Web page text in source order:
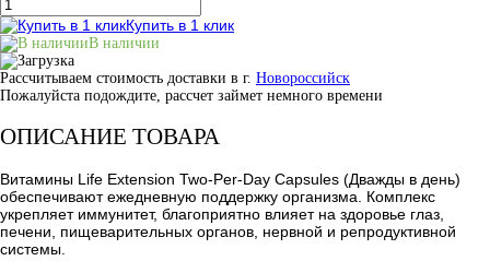
Купить в 1 клик
В наличии
Рассчитываем стоимость доставки в г. Новороссийск
Пожалуйста подождите, рассчет займет немного времени
ОПИСАНИЕ ТОВАРА
Витамины Life Extension Two-Per-Day Capsules (Дважды в день)
обеспечивают ежедневную поддержку организма. Комплекс
укрепляет иммунитет, благоприятно влияет на здоровье глаз,
печени, пищеварительных органов, нервной и репродуктивной
системы.